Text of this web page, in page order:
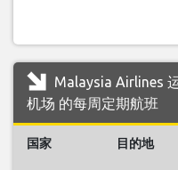
Malaysia Airlines
机场 的每周定期航班
国家 目的地